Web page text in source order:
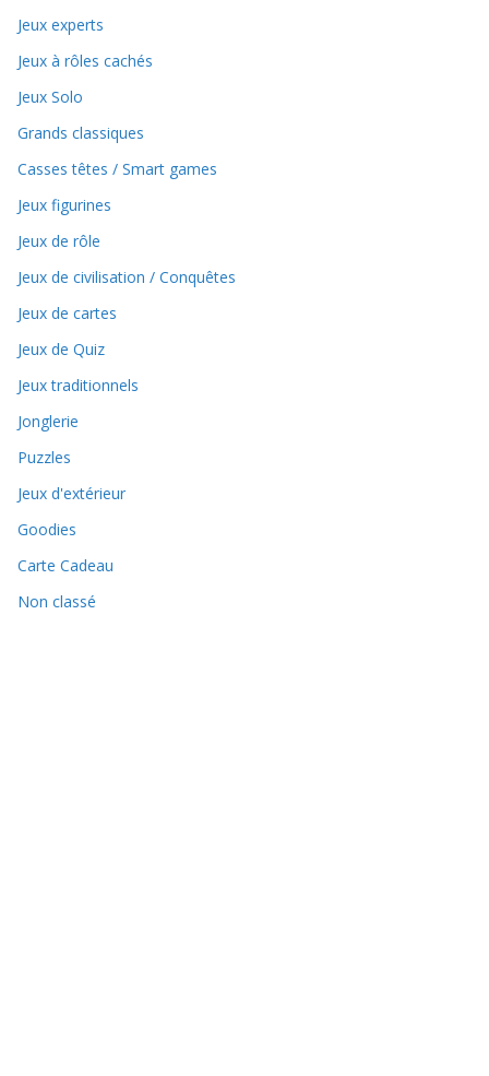
Jeux experts
Jeux à rôles cachés
Jeux Solo
Grands classiques
Casses têtes / Smart games
Jeux figurines
Jeux de rôle
Jeux de civilisation / Conquêtes
Jeux de cartes
Jeux de Quiz
Jeux traditionnels
Jonglerie
Puzzles
Jeux d'extérieur
Goodies
Carte Cadeau
Non classé